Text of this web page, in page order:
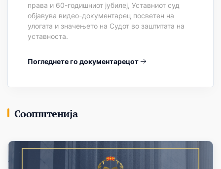
права и 60-годишниот јубилеј, Уставниот суд
објавува видео-документарец посветен на
улогата и значењето на Судот во заштитата на
уставноста.
Погледнете го документарецот
Соопштенија